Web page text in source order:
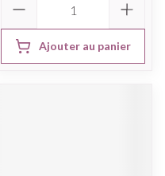
Ajouter au panier